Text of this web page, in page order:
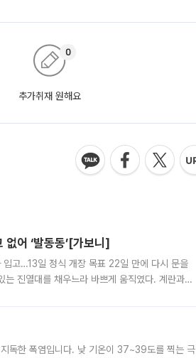
추가취재 원해요
0
어 ‘발동동’[가보니]
고…13일 정식 개장 목표 22일 만에 다시 문을
진열대를 채우느라 바쁘게 움직였다. 계란과
지독한 폭염입니다. 낮 기온이 37~39도를 찍는 극